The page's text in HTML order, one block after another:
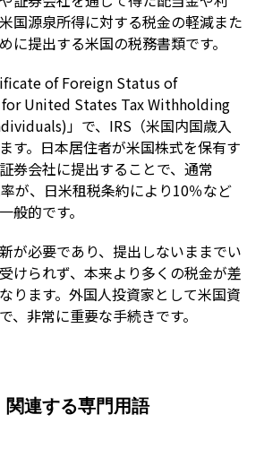
国源泉所得に対する税金の軽減また
に提出する米国の税務書類です。
of Foreign Status of
United States Tax Withholding
」で、IRS（米国内国歳入
す。日本居住者が米国株式を保有す
券会社に提出することで、通常
が、日米租税条約により10％など
般的です。
が必要であり、提出しないままでい
けられず、本来より多くの税金が差
ります。外国人投資家として米国資
、非常に重要な手続きです。
関連する専門用語